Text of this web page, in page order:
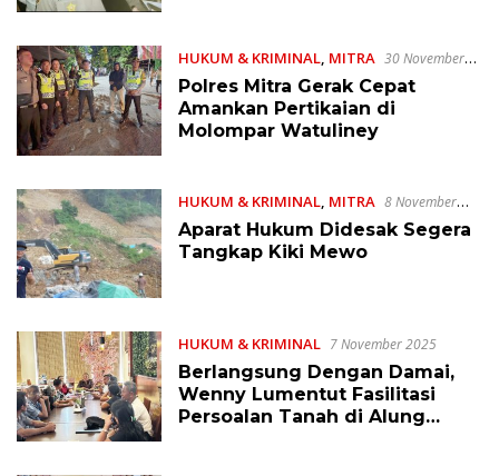
HUKUM & KRIMINAL, MITRA 30 November
2025
Polres Mitra Gerak Cepat
Amankan Pertikaian di
Molompar Watuliney
HUKUM & KRIMINAL, MITRA 8 November
2025
Aparat Hukum Didesak Segera
Tangkap Kiki Mewo
HUKUM & KRIMINAL 7 November 2025
Berlangsung Dengan Damai,
Wenny Lumentut Fasilitasi
Persoalan Tanah di Alung